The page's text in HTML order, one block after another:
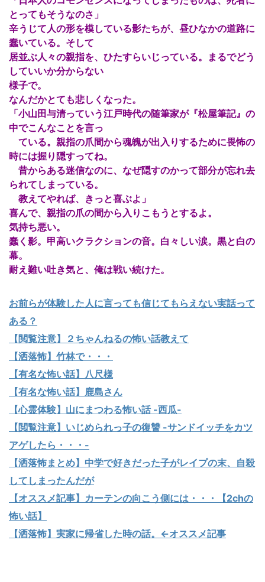
とってもそうなのさ」
辛うじて人の形を模している影たちが、昼ひなかの道路に
蠢いている。そして
居並ぶ人々の親指を、ひたすらいじっている。まるでどう
していいか分からない
様子で。
なんだかとても悲しくなった。
「小山田与清っていう江戸時代の随筆家が『松屋筆記』の
中でこんなことを言っ
ている。親指の爪間から魂魄が出入りするために畏怖の
時には握り隠すってね。
昔からある迷信なのに、なぜ隠すのかって部分が忘れ去
られてしまっている。
教えてやれば、きっと喜ぶよ」
喜んで、親指の爪の間から入りこもうとするよ。
気持ち悪い。
蠢く影。甲高いクラクションの音。白々しい涙。黒と白の
幕。
耐え難い吐き気と、俺は戦い続けた。
お前らが体験した人に言っても信じてもらえない実話って
ある？
【閲覧注意】２ちゃんねるの怖い話教えて
【洒落怖】竹林で・・・
【有名な怖い話】八尺様
【有名な怖い話】鹿島さん
【心霊体験】山にまつわる怖い話 -西瓜-
【閲覧注意】いじめられっ子の復讐 -サンドイッチをカツ
アゲしたら・・・-
【洒落怖まとめ】中学で好きだった子がレイプの末、自殺
してしまったんだが
【オススメ記事】カーテンの向こう側には・・・【2chの
怖い話】
【洒落怖】実家に帰省した時の話。←オススメ記事